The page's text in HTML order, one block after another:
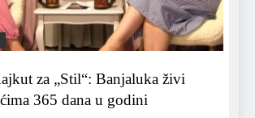
za „Stil“: Banjaluka živi
365 dana u godini